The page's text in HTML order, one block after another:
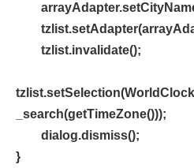
tzlist.invalidate();
_search(getTimeZone()));
dialog.dismiss();
}